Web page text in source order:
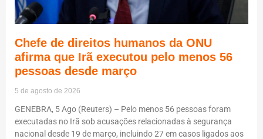
Chefe de direitos humanos da ONU
afirma que Irã executou pelo menos 56
pessoas desde março
5 de agosto de 2026
GENEBRA, 5 Ago (Reuters) – Pelo menos 56 pessoas foram
executadas no Irã sob acusações relacionadas à segurança
nacional desde 19 de março, incluindo 27 em casos ligados aos